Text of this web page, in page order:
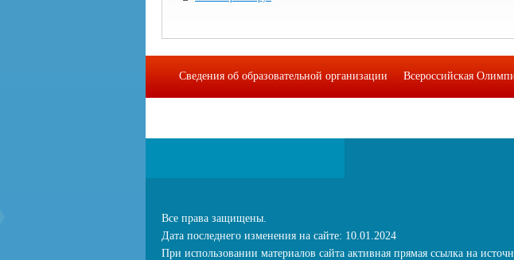
Сведения об образовательной организации Всероссийская
Все права защищены.
Дата последнего изменения на сайте: 10.01.2024
При использовании материалов сайта активная прямая ссылка на